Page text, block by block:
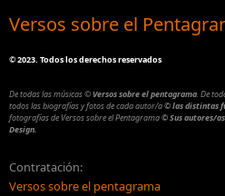
Versos sobre el
©2023. Todos los derechos reservados
De todas las músicas© Versos sobre el pentagrama. De
todos las biografías y fotos de cada autor/a© las distintas
fotografías de Versos sobre el Pentagrama© Sus autores/as
Design.
Contratación:
Versos sobre el pentagrama